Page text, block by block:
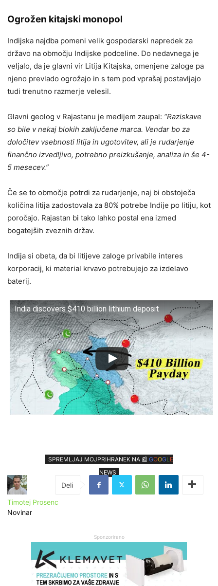
Ogrožen kitajski monopol
Indijska najdba pomeni velik gospodarski napredek za
državo na območju Indijske podceline. Do nedavnega je
veljalo, da je glavni vir Litija Kitajska, omenjene zaloge pa
njeno prevlado ogrožajo in s tem pod vprašaj postavljajo
tudi trenutno razmerje velesil.
Glavni geolog v Rajastanu je medijem zaupal: “Raziskave
so bile v nekaj blokih zaključene marca. Vendar bo za
določitev vsebnosti litija in ugotovitev, ali je rudarjenje
finančno izvedljivo, potrebno preizkušanje, analiza in še 4-
5 mesecev.”
Če se to območje potrdi za rudarjenje, naj bi obstoječa
količina litija zadostovala za 80% potrebe Indije po litiju, kot
poročajo. Rajastan bi tako lahko postal ena izmed
bogatejših zveznih držav.
Indija si obeta, da bi litijeve zaloge privabile interes
korporacij, ki material krvavo potrebujejo za izdelavo
baterij.
India discovers $410 billion lithium deposit
SPREMLJAJ MOJPRIHRANEK NA 📰 GOOGL E
NEWS
Timotej Prosenc
Novinar
Sponzorirano